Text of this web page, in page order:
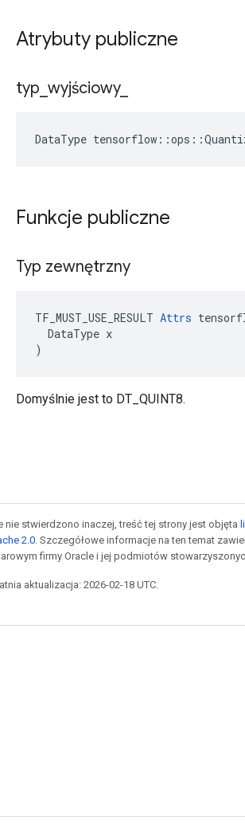
Atrybuty publiczne
typ wyjściowy_
DataType tensorflow ::ops ::
Funkcje publiczne
Typ zewnętrzny
TF_MUST_USE_RESULT Attrs
  DataType x
)
Domyślnie jest to DT_QUINT8.
nie stwierdzono inaczej, treść tej strony jest objęta
2.0 . Szczegółowe informacje na ten temat
firmy Oracle i jej podmiotów
aktualizacja: 2026-02-18 UTC.